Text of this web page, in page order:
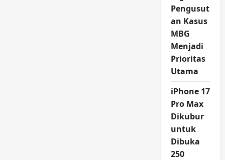
Pengusut
an Kasus
MBG
Menjadi
Prioritas
Utama
iPhone 17
Pro Max
Dikubur
untuk
Dibuka
250